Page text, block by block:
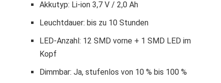
Akkutyp: Li-ion 3,7 V / 2,0 Ah
Leuchtdauer: bis zu 10 Stunden
LED-Anzahl: 12 SMD vorne + 1 SMD LED im
Kopf
Dimmbar: Ja, stufenlos von 10 % bis 100 %